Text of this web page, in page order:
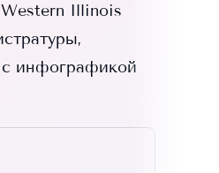
Western Illinois
инфографикой